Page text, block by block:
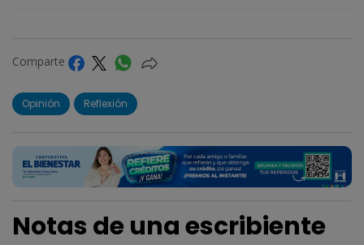
Comparte
Opinión Reflexión
Notas de una escribiente